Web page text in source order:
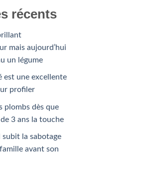
récents
mais aujourd’hui
un légume
est une excellente
profiler
plombs dès que
3 ans la touche
subit la sabotage
avant son